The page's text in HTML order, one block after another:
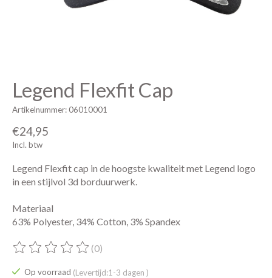
Legend Flexfit Cap
Artikelnummer: 06010001
€24,95
Incl. btw
Legend Flexfit cap in de hoogste kwaliteit met Legend logo
in een stijlvol 3d borduurwerk.
Materiaal
63% Polyester, 34% Cotton, 3% Spandex
De beoordeling van dit product is
(0)
Op voorraad (Levertijd:1-3 dagen )